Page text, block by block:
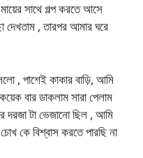
সাথে গল্প করতে আসে
, তারপর আমার ঘরে
, পাশেই কাকার বাড়ি, আমি
বার ডাকলাম সারা পেলাম
দরজা টা ভেজানো ছিল , আমি
কে বিশ্বাস করতে পারছি না